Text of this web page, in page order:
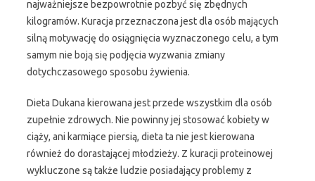
najważniejsze bezpowrotnie pozbyć się zbędnych
kilogramów. Kuracja przeznaczona jest dla osób mających
silną motywację do osiągnięcia wyznaczonego celu, a tym
samym nie boją się podjęcia wyzwania zmiany
dotychczasowego sposobu żywienia.
Dieta Dukana kierowana jest przede wszystkim dla osób
zupełnie zdrowych. Nie powinny jej stosować kobiety w
ciąży, ani karmiące piersią, dieta ta nie jest kierowana
również do dorastającej młodzieży. Z kuracji proteinowej
wykluczone są także ludzie posiadający problemy z